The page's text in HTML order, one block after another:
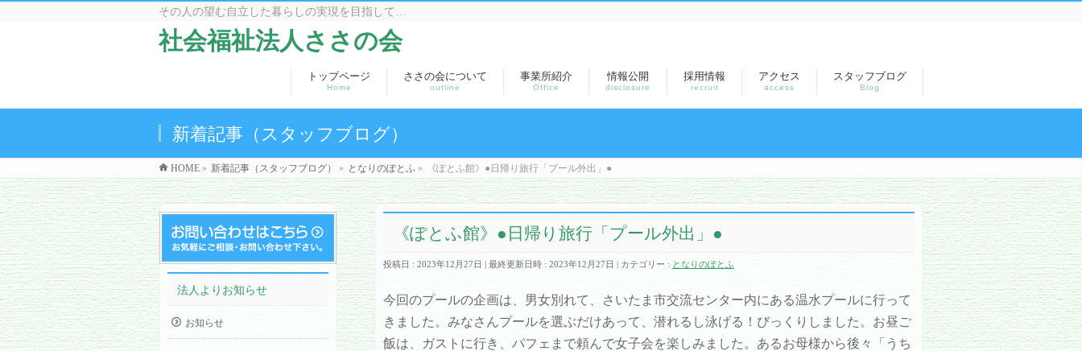
その人の望む自立した暮らしの実現を目指して…
社会福祉法人ささの会
トップページ
Home
ささの会について
outline
事業所紹介
Office
情報公開
disclosure
採用情報
recruit
アクセス
access
スタッフブログ
Blog
新着記事（スタッフブログ）
HOME » 新着記事（スタッフブログ） » となりのぽとふ » 《ぽとふ館》●日帰り旅行「プール外出」●
《ぽとふ館》●日帰り旅行「プール外出」●
投稿日 : 2023年12月27日 最終更新日時 : 2023年12月27日 カテゴリー : となりのぽとふ
今回のプールの企画は、男女別れて、さいたま市交流センター内にある温水プールに行って
きました。みなさんプールを選ぶだけあって、潜れるし泳げる！びっくりしました。お昼ご
飯は、ガストに行き、パフェまで頼んで女子会を楽しみました。あるお母様から後々「うち
法人よりお知らせ
お知らせ